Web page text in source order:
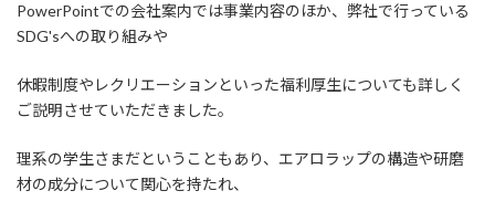
PowerPointでの会社案内では事業内容のほか、弊社で行っている
SDG'sへの取り組みや
休暇制度やレクリエーションといった福利厚生についても詳しく
ご説明させていただきました。
理系の学生さまだということもあり、エアロラップの構造や研磨
材の成分について関心を持たれ、